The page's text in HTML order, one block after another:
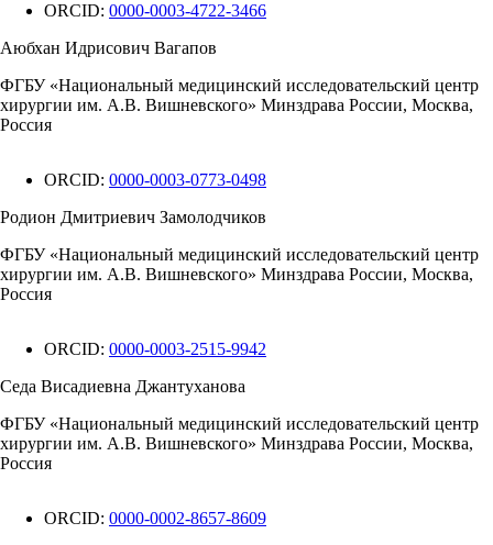
ORCID: 0000-0003-4722-3466
Аюбхан Идрисович Вагапов
ФГБУ «Национальный медицинский исследовательский центр
хирургии им. А.В. Вишневского» Минздрава России, Москва,
Россия
ORCID: 0000-0003-0773-0498
Родион Дмитриевич Замолодчиков
ФГБУ «Национальный медицинский исследовательский центр
хирургии им. А.В. Вишневского» Минздрава России, Москва,
Россия
ORCID: 0000-0003-2515-9942
Седа Висадиевна Джантуханова
ФГБУ «Национальный медицинский исследовательский центр
хирургии им. А.В. Вишневского» Минздрава России, Москва,
Россия
ORCID: 0000-0002-8657-8609